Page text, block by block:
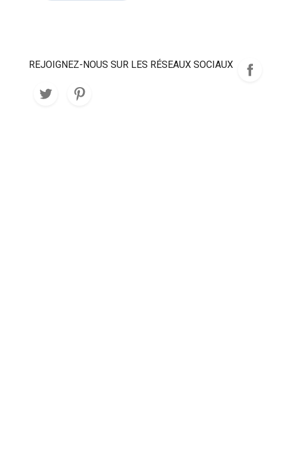
REJOIGNEZ-NOUS SUR LES RÉSEAUX SOCIAUX